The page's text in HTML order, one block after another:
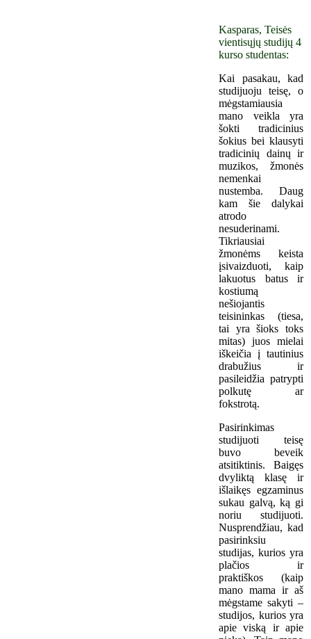
Kasparas, Teisės
vientisųjų studijų 4
kurso studentas:
Kai pasakau, kad
studijuoju teisę, o
mėgstamiausia
mano veikla yra
šokti tradicinius
šokius bei klausyti
tradicinių dainų ir
muzikos, žmonės
nemenkai
nustemba. Daug
kam šie dalykai
atrodo
nesuderinami.
Tikriausiai
žmonėms keista
įsivaizduoti, kaip
lakuotus batus ir
kostiumą
nešiojantis
teisininkas (tiesa,
tai yra šioks toks
mitas) juos mielai
iškeičia į tautinius
drabužius ir
pasileidžia patrypti
polkutę ar
fokstrotą.
Pasirinkimas
studijuoti teisę
buvo beveik
atsitiktinis. Baigęs
dvyliktą klasę ir
išlaikęs egzaminus
sukau galvą, ką gi
noriu studijuoti.
Nusprendžiau, kad
pasirinksiu
studijas, kurios yra
plačios ir
praktiškos (kaip
mano mama ir aš
mėgstame sakyti –
studijos, kurios yra
apie viską ir apie